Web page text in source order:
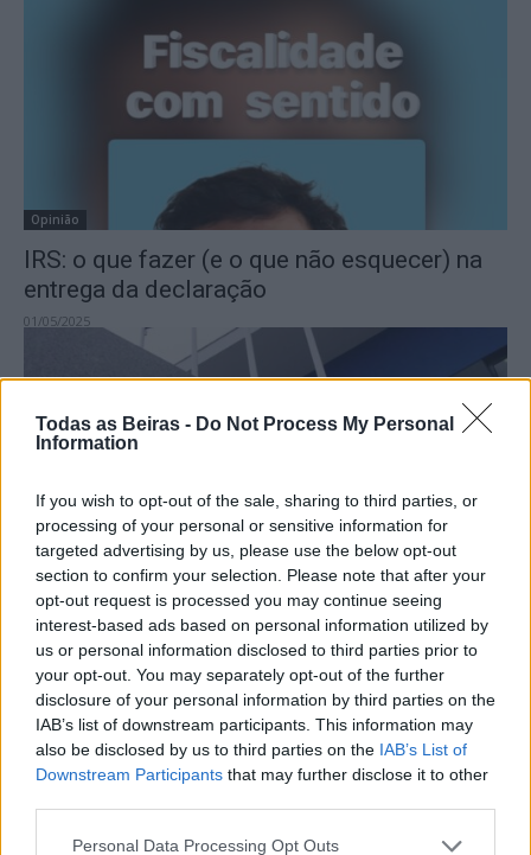
Todas as Beiras - Do Not Process My Personal
Information
If you wish to opt-out of the sale, sharing to third parties, or
processing of your personal or sensitive information for
targeted advertising by us, please use the below opt-out
section to confirm your selection. Please note that after your
opt-out request is processed you may continue seeing
interest-based ads based on personal information utilized by
us or personal information disclosed to third parties prior to
your opt-out. You may separately opt-out of the further
disclosure of your personal information by third parties on the
IAB’s list of downstream participants. This information may
also be disclosed by us to third parties on the IAB’s List of
Downstream Participants that may further disclose it to other
Personal Data Processing Opt Outs
Opinião
IRS: o que fazer (e o que não esquecer) na
entrega da declaração
01/05/2025
Sociedade
Ministério da Justiça nomeia novos
directores da PJ na Guarda e em Braga
01/05/2025